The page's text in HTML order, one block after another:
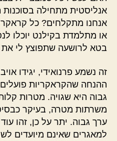
אנליסטית מתחילה בסוכנות
אנחנו מתקלחים? כל
או מתלמדת בקילנט יוכלו
בטא לרושעה שתפוצץ לי את
זה נשמע פרנואידי, יגידו
ההנחה שהקראקריות
גבוה היא שגויה. מטרות
משרתות מטרה, בעיקר
ערך גבוה. יתר על כן, זהו
למאגרים שאינם מיועדים